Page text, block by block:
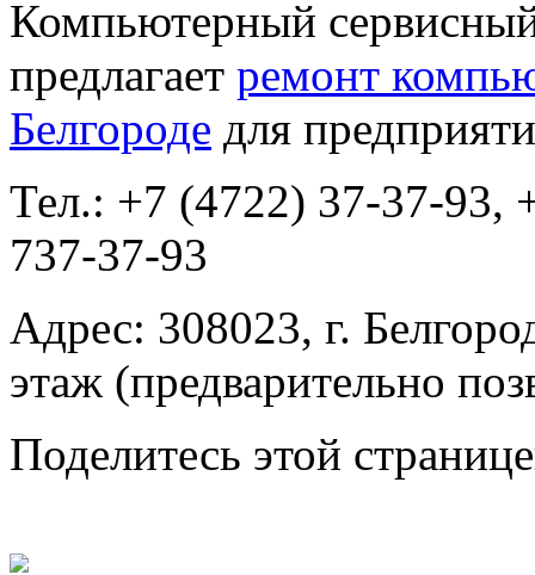
Компьютерный
предлагает ремонт
Белгороде для
Тел.: +7 (4722) 37-37-93,
737-37-93
Адрес: 308023, г.
этаж (предварительно
Поделитесь этой